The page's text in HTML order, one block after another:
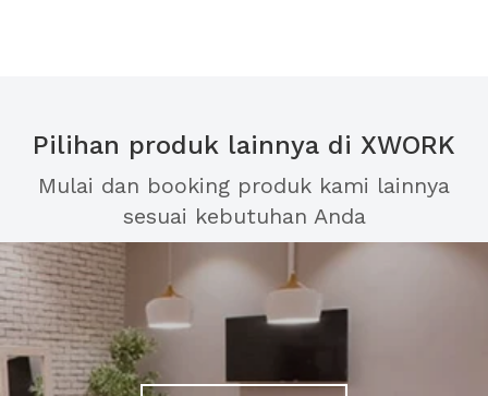
Pilihan produk lainnya di XWORK
Mulai dan booking produk kami lainnya
sesuai kebutuhan Anda